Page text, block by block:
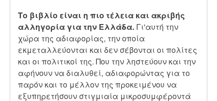
Το βιβλίο είναι η πιο τέλεια και ακριβής
αλληγορία για την Ελλάδα. Γι'αυτή την
χώρα της αδιαφορίας, την οποία
εκμεταλλεύονται και δεν σέβονται οι πολίτες
και οι πολιτικοί της. Που την ληστεύουν και την
αφήνουν να διαλυθεί, αδιαφορώντας για το
παρόν και το μέλλον της προκειμένου να
εξυπηρετήσουν στιγμιαία μικροσυμφέροντά